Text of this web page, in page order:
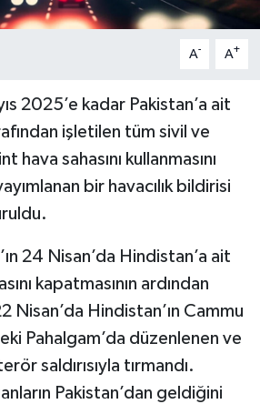
A- A+
2025’e kadar Pakistan’a ait
işletilen tüm sivil ve
hava sahasını kullanmasını
bir havacılık bildirisi
24 Nisan’da Hindistan’a ait
kapatmasının ardından
Nisan’da Hindistan’ın Cammu
Pahalgam’da düzenlenen ve
saldırısıyla tırmandı.
Pakistan’dan geldiğini